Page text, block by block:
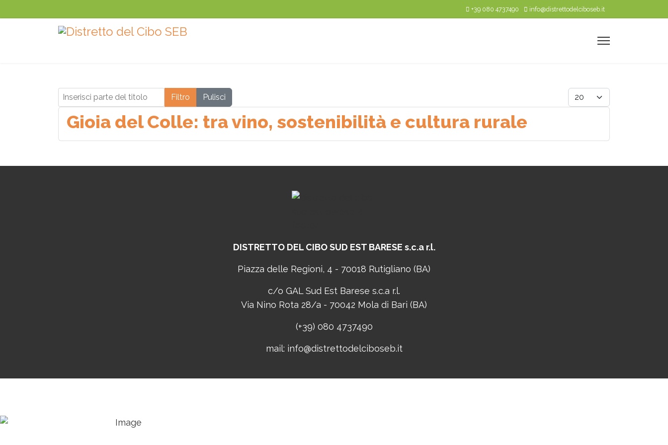
+39 080 4737490 info@distrettodelciboseb.it
Inserisci parte del titolo Filtro Pulisci Visualizza #
Gioia del Colle: tra vino, sostenibilità e cultura rurale
DISTRETTO DEL CIBOSUD EST BARESE s.c.a r.l.
Piazza delle Regioni, 4 - 70018 Rutigliano (BA)
c/o GAL Sud Est Barese s.c.a r.l.
Via Nino Rota 28/a - 70042 Mola di Bari (BA)
(+39) 080 4737490
mail: info@distrettodelciboseb.it